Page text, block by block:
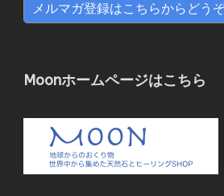
メルマガ登録はこちらからどう
Moonホームページはこちら